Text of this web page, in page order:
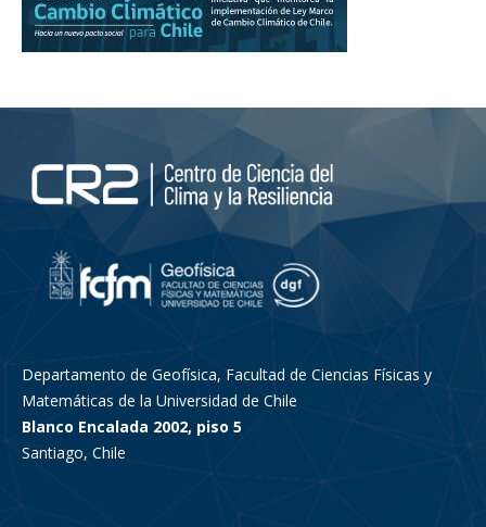
Departamento de Geofísica, Facultad de Ciencias Físicas y
Matemáticas de la Universidad de Chile
Blanco Encalada 2002, piso 5
Santiago, Chile